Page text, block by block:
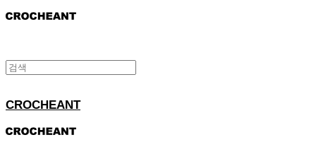
CROCHEANT